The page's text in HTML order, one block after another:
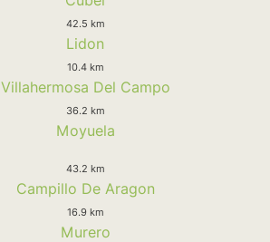
42.5 km
Lidon
10.4 km
Villahermosa Del Campo
36.2 km
Moyuela
43.2 km
Campillo De Aragon
16.9 km
Murero